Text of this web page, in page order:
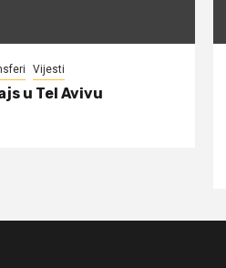
Vijesti
u Tel Avivu